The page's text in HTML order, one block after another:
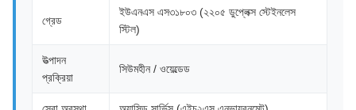
গ্রেড
ইউএনএস এস৩১৮০৩ (২২০৫ ডুপ্লেক্স স্টেইনলেস
স্টিল)
উত্পাদন
প্রক্রিয়া
সিউমহীন / ওয়েল্ডেড